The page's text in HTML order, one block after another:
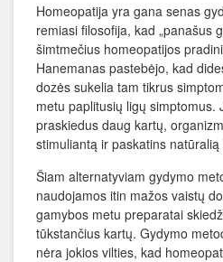
Homeopatija yra gana senas
remiasi filosofija, kad „panašus
šimtmečius homeopatijos
Hanemanas pastebėjo, kad
dozės sukelia tam tikrus
metu paplitusių ligų simptomus.
praskiedus daug kartų,
stimuliantą ir paskatins
Šiam alternatyviam gydymo
naudojamos itin mažos vaistų
gamybos metu preparatai
tūkstančius kartų. Gydymo
nėra jokios vilties, kad